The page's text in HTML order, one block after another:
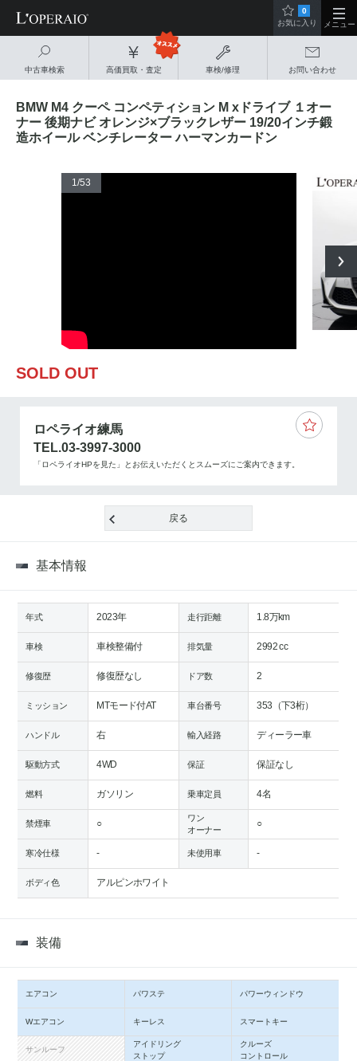
中古車検索 高価買取・査定 車検/修理 お問い合わせ
0
お気に入り
メニュー
BMW M4 クーペ コンペティション M xドライブ １オー
ナー 後期ナビ オレンジ×ブラックレザー 19/20インチ鍛
造ホイール ベンチレーター ハーマンカードン
1/53
SOLD OUT
ロペライオ練馬
TEL.03-3997-3000
「ロペライオHPを見た」とお伝えいただくとスムーズにご案内できます。
戻る
基本情報
年式 2023年 走行距離 1.8万km
車検 車検整備付 排気量 2992 cc
修復歴 修復歴なし ドア数 2
ミッション MTモード付AT 車台番号 353（下3桁）
ハンドル 右 輸入経路 ディーラー車
駆動方式 4WD 保証 保証なし
燃料 ガソリン 乗車定員 4名
禁煙車 ○
ワン
オーナー
○
寒冷仕様 - 未使用車 -
ボディ色 アルピンホワイト
装備
エアコン パワステ パワーウィンドウ
Wエアコン キーレス スマートキー
サンルーフ
アイドリング
ストップ
クルーズ
コントロール